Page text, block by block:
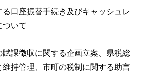
口座振替手続き及びキャッシュレ
ついて
賦課徴収に関する企画立案、県税総
維持管理、市町の税制に関する助言